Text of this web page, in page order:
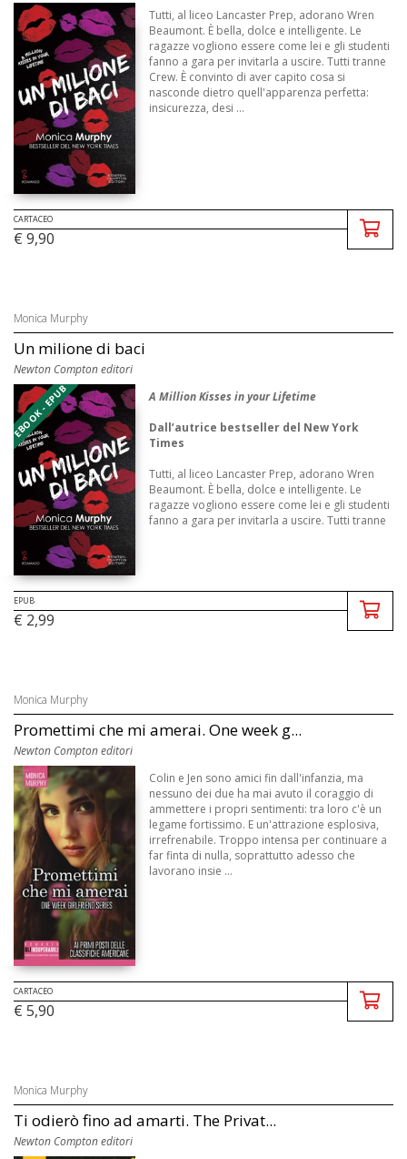
Tutti, al liceo Lancaster Prep, adorano Wren
Beaumont. È bella, dolce e intelligente. Le
ragazze vogliono essere come lei e gli studenti
fanno a gara per invitarla a uscire. Tutti tranne
Crew. È convinto di aver capito cosa si
nasconde dietro quell'apparenza perfetta:
insicurezza, desi ...
CARTACEO
€ 9,90
Monica Murphy
Un milione di baci
Newton Compton editori
EBOOK - EPUB
A Million Kisses in your Lifetime
Dall’autrice bestseller del New York
Times
Tutti, al liceo Lancaster Prep, adorano Wren
Beaumont. È bella, dolce e intelligente. Le
ragazze vogliono essere come lei e gli studenti
fanno a gara per invitarla a uscire. Tutti tranne
EPUB
€ 2,99
Monica Murphy
Promettimi che mi amerai. One week g...
Newton Compton editori
Colin e Jen sono amici fin dall'infanzia, ma
nessuno dei due ha mai avuto il coraggio di
ammettere i propri sentimenti: tra loro c'è un
legame fortissimo. E un'attrazione esplosiva,
irrefrenabile. Troppo intensa per continuare a
far finta di nulla, soprattutto adesso che
lavorano insie ...
CARTACEO
€ 5,90
Monica Murphy
Ti odierò fino ad amarti. The Privat...
Newton Compton editori